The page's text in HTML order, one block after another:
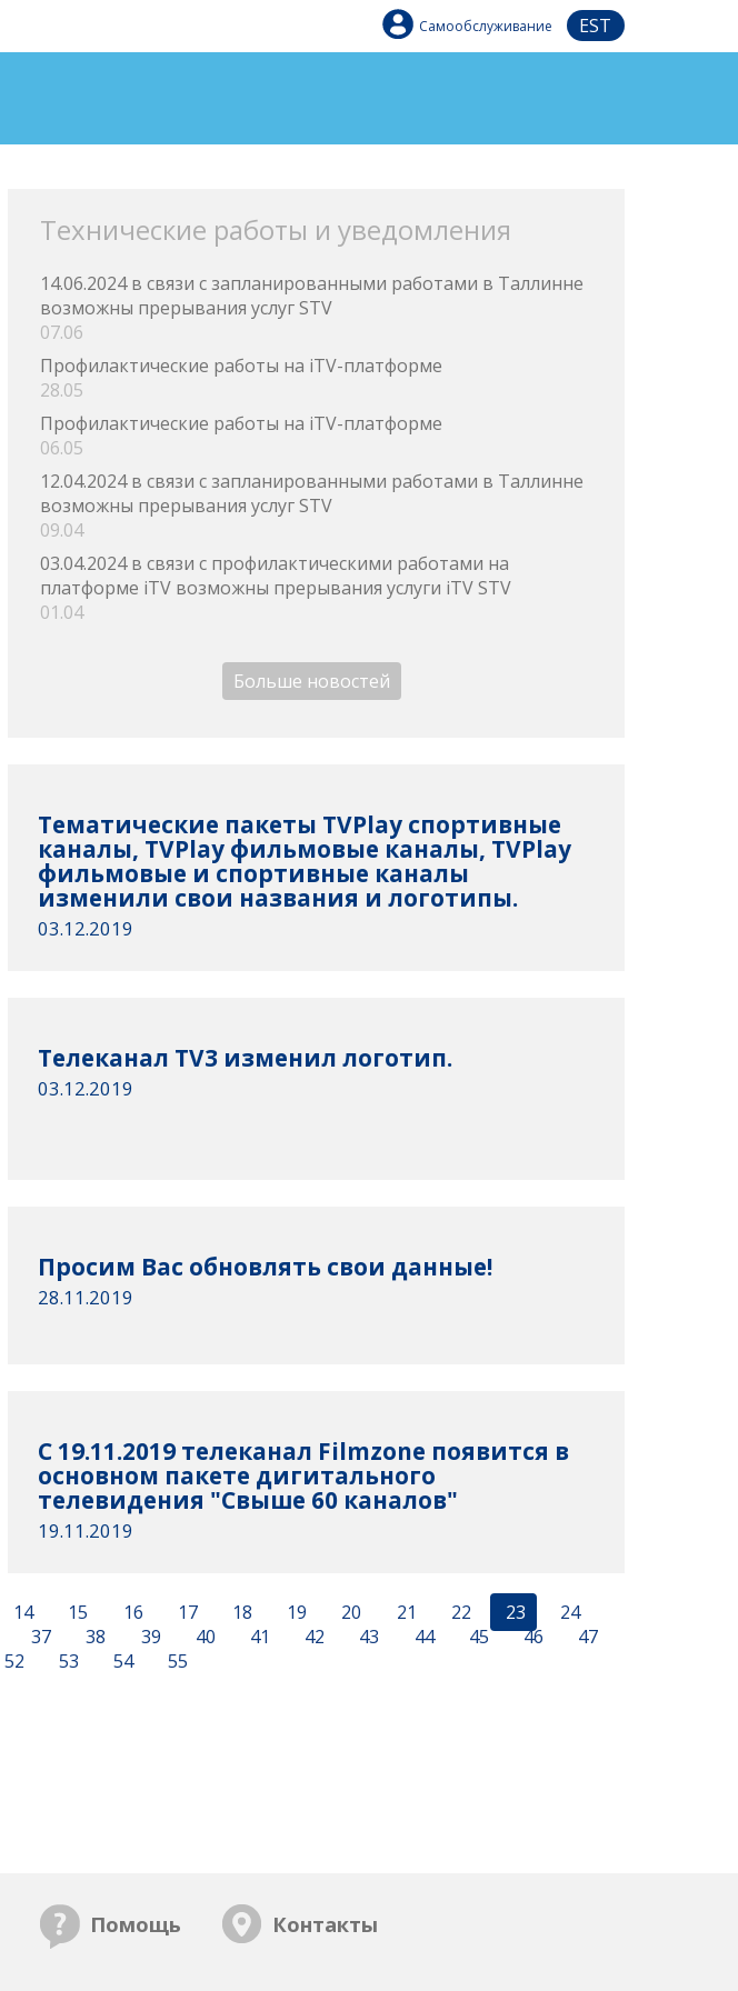
Самообслуживание EST
Технические работы и уведомления
14.06.2024 в связи с запланированными работами в Таллинне
возможны прерывания услуг STV
07.06
Профилактические работы на iTV-платформе
28.05
Профилактические работы на iTV-платформе
06.05
12.04.2024 в связи с запланированными работами в Таллинне
возможны прерывания услуг STV
09.04
03.04.2024 в связи с профилактическими работами на
платформе iTV возможны прерывания услуги iTV STV
01.04
Больше новостей
Тематические пакеты TVPlay спортивные
каналы, TVPlay фильмовые каналы, TVPlay
фильмовые и спортивные каналы
изменили свои названия и логотипы.
03.12.2019
Телеканал TV3 изменил логотип.
03.12.2019
Просим Вас обновлять свои данные!
28.11.2019
С 19.11.2019 телеканал Filmzone появится в
основном пакете дигитального
телевидения "Свыше 60 каналов"
19.11.2019
14 15 16 17 18 19 20 21 22 23
24
37 38 39 40 41 42 43 44 45 46
47
52 53 54 55
Помощь Контакты